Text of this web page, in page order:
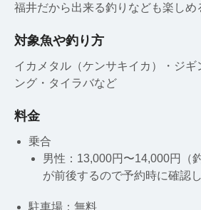
福井だから出来る釣りなども楽しめ
対象魚や釣り方
イカメタル（ケンサキイカ）・ジ
ング・タイラバなど
料金
乗合
男性：13,000円〜14,000円（
が前後するので予約時に確認
駐車場：無料